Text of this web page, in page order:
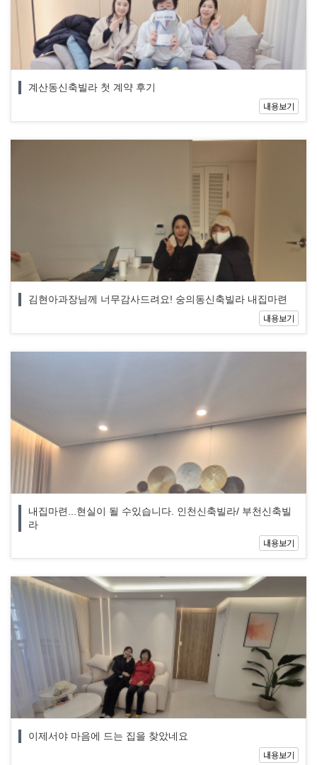
계산동신축빌라 첫 계약 후기
내용보기
김현아과장님께 너무감사드려요! 숭의동신축빌라 내집마련
내용보기
내집마련...현실이 될 수있습니다. 인천신축빌라/ 부천신축빌
라
내용보기
이제서야 마음에 드는 집을 찾았네요
내용보기